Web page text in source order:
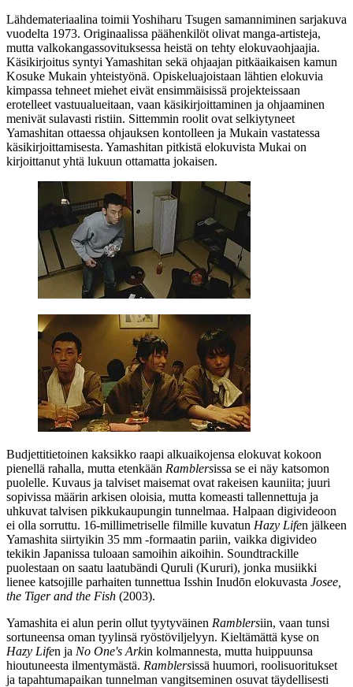
Lähdemateriaalina toimii Yoshiharu Tsugen samanniminen sarjakuva
vuodelta 1973. Originaalissa päähenkilöt olivat manga-artisteja,
mutta valkokangassovituksessa heistä on tehty elokuvaohjaajia.
Käsikirjoitus syntyi Yamashitan sekä ohjaajan pitkäaikaisen kamun
Kosuke Mukain yhteistyönä. Opiskeluajoistaan lähtien elokuvia
kimpassa tehneet miehet eivät ensimmäisissä projekteissaan
erotelleet vastuualueitaan, vaan käsikirjoittaminen ja ohjaaminen
menivät sulavasti ristiin. Sittemmin roolit ovat selkiytyneet
Yamashitan ottaessa ohjauksen kontolleen ja Mukain vastatessa
käsikirjoittamisesta. Yamashitan pitkistä elokuvista Mukai on
kirjoittanut yhtä lukuun ottamatta jokaisen.
Budjettitietoinen kaksikko raapi alkuaikojensa elokuvat kokoon
pienellä rahalla, mutta etenkään Ramblersissa se ei näy katsomon
puolelle. Kuvaus ja talviset maisemat ovat rakeisen kauniita; juuri
sopivissa määrin arkisen oloisia, mutta komeasti tallennettuja ja
uhkuvat talvisen pikkukaupungin tunnelmaa. Halpaan digivideoon
ei olla sorruttu. 16‑millimetriselle filmille kuvatun Hazy Lifen jälkeen
Yamashita siirtyikin 35 mm ‑formaatin pariin, vaikka digivideo
tekikin Japanissa tuloaan samoihin aikoihin. Soundtrackille
puolestaan on saatu laatubändi Quruli (Kururi), jonka musiikki
lienee katsojille parhaiten tunnettua Isshin Inudōn elokuvasta Josee,
the Tiger and the Fish (2003).
Yamashita ei alun perin ollut tyytyväinen Ramblersiin, vaan tunsi
sortuneensa oman tyylinsä ryöstöviljelyyn. Kieltämättä kyse on
Hazy Lifen ja No One's Arkin kolmannesta, mutta huippuunsa
hioutuneesta ilmentymästä. Ramblersissä huumori, roolisuoritukset
ja tapahtumapaikan tunnelman vangitseminen osuvat täydellisesti